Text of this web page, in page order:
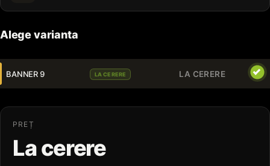
Alege varianta
BANNER 9 LA CERERE LA CERERE
PREȚ
La cerere